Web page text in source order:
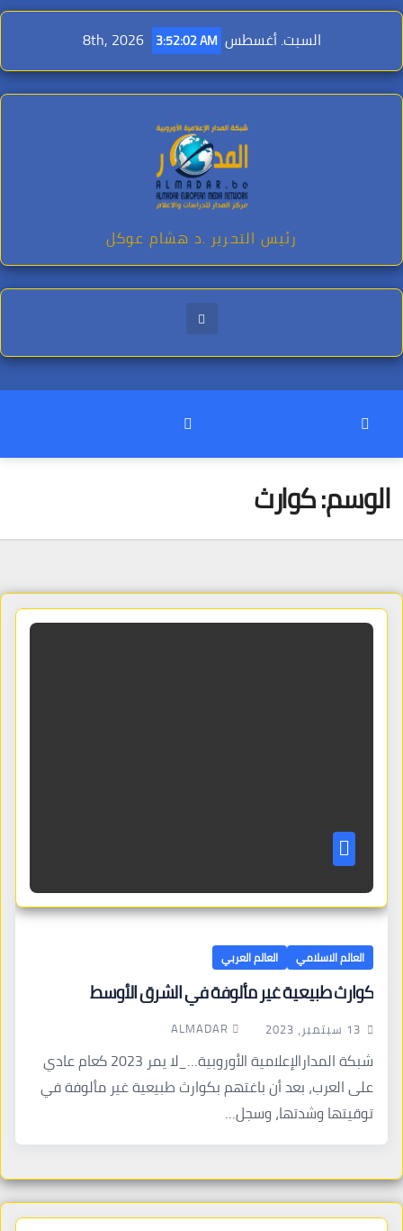
Skip
content
السبت. أغسطس 8th, 2026 3:52:03 AM
رئيس التحرير .د هشام عوكل
الوسم:كوارث
العالم الاسلامي العالم العربي
كوارث طبيعية غير مألوفة في الشرق الأوسط
13 سبتمبر، 2023 ALMADAR
شبكة المدارالإعلامية الأوروبية…_لا يمر 2023 كعام عادي
على العرب، بعد أن باغتهم بكوارث طبيعية غير مألوفة في
توقيتها وشدتها، وسجل…